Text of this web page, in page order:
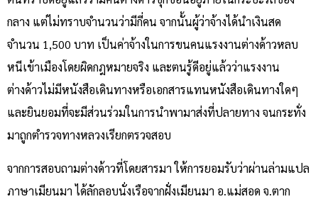
กลาง แต่ไม่ทราบจำนวนว่ามีกี่คน จากนั้นผู้ว่าจ้างได้นำเงินสด
จำนวน 1,500 บาท เป็นค่าจ้างในการขนคนแรงงานต่างด้าวหลบ
หนีเข้าเมืองโดยผิดกฎหมายจริง และตนรู้ดีอยู่แล้วว่าแรงงาน
ต่างด้าวไม่มีหนังสือเดินทางหรือเอกสารแทนหนังสือเดินทางใดๆ
และยินยอมที่จะมีส่วนร่วมในการนำพามาส่งที่ปลายทาง จนกระทั่ง
มาถูกตำรวจทางหลวงเรียกตรวจสอบ
จากการสอบถามต่างด้าวที่โดยสารมา ให้การยอมรับว่าผ่านล่ามแปล
ภาษาเมียนมา ได้ลักลอบนั่งเรือจากฝั่งเมียนมา อ.แม่สอด จ.ตาก